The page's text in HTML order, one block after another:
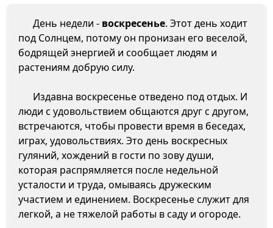
День недели - воскресенье. Этот день ходит
под Солнцем, потому он пронизан его веселой,
бодрящей энергией и сообщает людям и
растениям добрую силу.
Издавна воскресенье отведено под отдых. И
люди с удовольствием общаются друг с другом,
встречаются, чтобы провести время в беседах,
играх, удовольствиях. Это день воскресных
гуляний, хождений в гости по зову души,
которая распрямляется после недельной
усталости и труда, омываясь дружеским
участием и единением. Воскресенье служит для
легкой, а не тяжелой работы в саду и огороде.